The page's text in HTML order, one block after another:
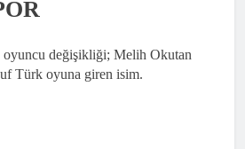
oyuncu değişikliği; Melih Okutan
Türk oyuna giren isim.